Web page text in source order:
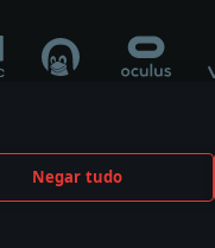
Negar tudo
patrocínio ou aval do
owners.